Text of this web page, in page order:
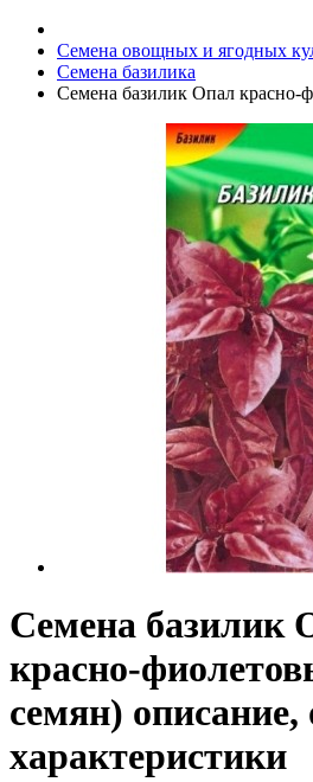
Семена овощных и ягодных
Семена базилика
Семена базилик Опал красно-
Семена базилик
красно-
семян)
характеристики